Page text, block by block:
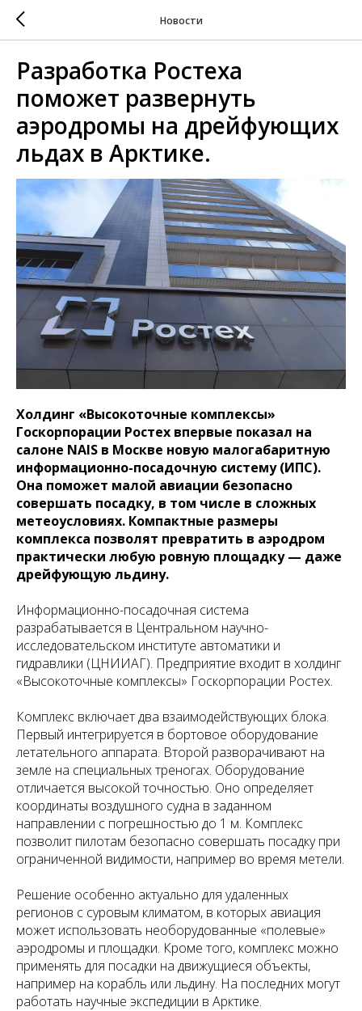
Новости
Разработка Ростеха
поможет развернуть
аэродромы на дрейфующих
льдах в Арктике.
Холдинг «Высокоточные комплексы»
Госкорпорации Ростех впервые показал на
салоне NAIS в Москве новую малогабаритную
информационно-посадочную систему (ИПС).
Она поможет малой авиации безопасно
совершать посадку, в том числе в сложных
метеоусловиях. Компактные размеры
комплекса позволят превратить в аэродром
практически любую ровную площадку — даже
дрейфующую льдину.
Информационно-посадочная система
разрабатывается в Центральном научно-
исследовательском институте автоматики и
гидравлики (ЦНИИАГ). Предприятие входит в холдинг
«Высокоточные комплексы» Госкорпорации Ростех.
Комплекс включает два взаимодействующих блока.
Первый интегрируется в бортовое оборудование
летательного аппарата. Второй разворачивают на
земле на специальных треногах. Оборудование
отличается высокой точностью. Оно определяет
координаты воздушного судна в заданном
направлении с погрешностью до 1 м. Комплекс
позволит пилотам безопасно совершать посадку при
ограниченной видимости, например во время метели.
Решение особенно актуально для удаленных
регионов с суровым климатом, в которых авиация
может использовать необорудованные «полевые»
аэродромы и площадки. Кроме того, комплекс можно
применять для посадки на движущиеся объекты,
например на корабль или льдину. На последних могут
работать научные экспедиции в Арктике.